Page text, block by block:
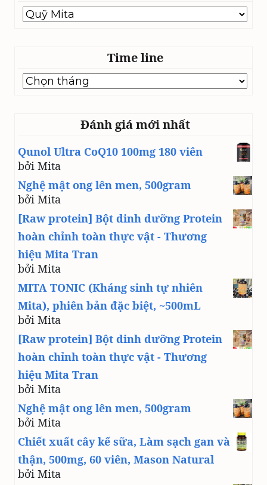
Mục
lục
Time line
Time
line
Đánh giá mới nhất
Qunol Ultra CoQ10 100mg 180 viên
bởi Mita
Nghệ mật ong lên men, 500gram
bởi Mita
[Raw protein] Bột dinh dưỡng Protein
hoàn chỉnh toàn thực vật - Thương
hiệu Mita Tran
bởi Mita
MITA TONIC (Kháng sinh tự nhiên
Mita), phiên bản đặc biệt, ~500mL
bởi Mita
[Raw protein] Bột dinh dưỡng Protein
hoàn chỉnh toàn thực vật - Thương
hiệu Mita Tran
bởi Mita
Nghệ mật ong lên men, 500gram
bởi Mita
Chiết xuất cây kế sữa, Làm sạch gan và
thận, 500mg, 60 viên, Mason Natural
bởi Mita